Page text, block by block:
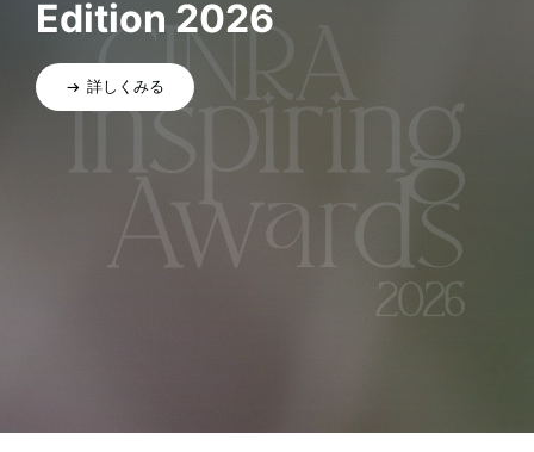
Edition 2026
詳しくみる